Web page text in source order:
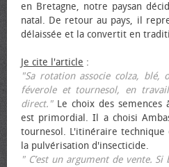
en Bretagne, notre paysan
natal. De retour au pays, il
délaissée et la convertit en
Je cite l'article :
"Sa rotation associe colza, blé,
féverole et tournesol, en
direct."Le choix des semences
est primordial. Il a choisi
tournesol. L'itinéraire technique
la pulvérisation d'insecticide.
" C’est un argument de vente.